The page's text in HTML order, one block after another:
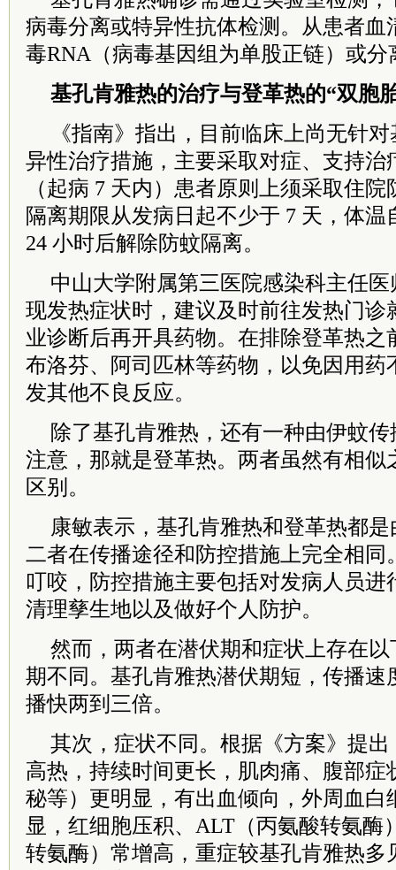
病毒分离或特异性抗体检测。从患者血
毒RNA（病毒基因组为单股正链）或
基孔肯雅热的治疗与登革热的“双胞
《指南》指出，目前临床上尚无针
异性治疗措施，主要采取对症、支持治
（起病 7 天内）患者原则上须采取住
隔离期限从发病日起不少于 7 天，体
24 小时后解除防蚊隔离。
中山大学附属第三医院感染科主任
现发热症状时，建议及时前往发热门诊
业诊断后再开具药物。在排除登革热之
布洛芬、阿司匹林等药物，以免因用药
发其他不良反应。
除了基孔肯雅热，还有一种由伊蚊
注意，那就是登革热。两者虽然有相似
区别。
康敏表示，基孔肯雅热和登革热都
二者在传播途径和防控措施上完全相同
叮咬，防控措施主要包括对发病人员进
清理孳生地以及做好个人防护。
然而，两者在潜伏期和症状上存在
期不同。基孔肯雅热潜伏期短，传播速
播快两到三倍。
其次，症状不同。根据《方案》提
高热，持续时间更长，肌肉痛、腹部症
秘等）更明显，有出血倾向，外周血白
显，红细胞压积、ALT（丙氨酸转氨酶
转氨酶）常增高，重症较基孔肯雅热多